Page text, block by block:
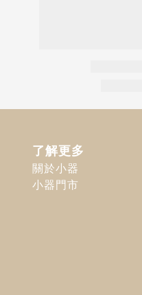
了解更多
關於小器
小器門市